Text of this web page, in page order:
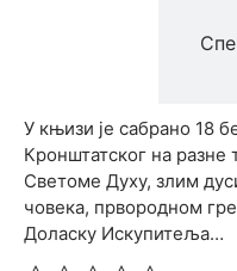
У књизи је сабрано 18
Кронштатског на разне
Светоме Духу, злим
човека, првородном
Доласку Искупитеља…